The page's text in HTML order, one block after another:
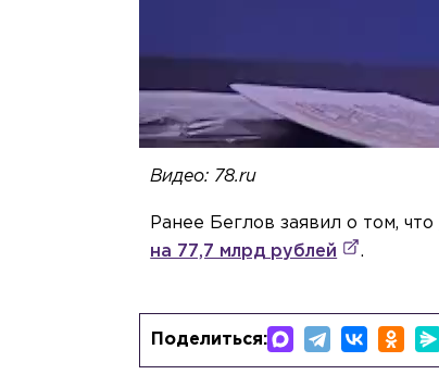
Видео: 78.ru
Ранее Беглов заявил о том, что
на 77,7 млрд рублей
.
Поделиться: